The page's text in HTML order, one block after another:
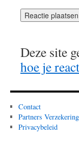
Deze site
hoe je
Contact
Partners
Privacybeleid